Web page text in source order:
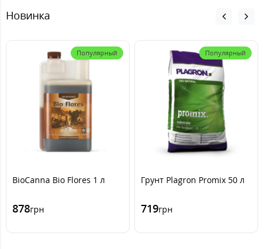
Новинка
Популярный
BioCanna Bio Flores 1 л
878грн
Популярный
Грунт Plagron Promix 50 л
719грн